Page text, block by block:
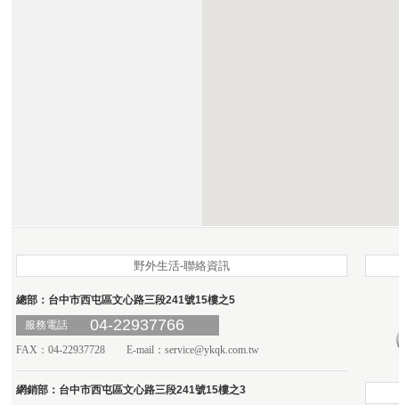
野外生活-聯絡資訊
總部：台中市西屯區文心路三段241號15樓之5
服務電話
04-22937766
FAX：04-22937728 E-mail： service@ykqk.com.tw
網銷部：台中市西屯區文心路三段241號15樓之3